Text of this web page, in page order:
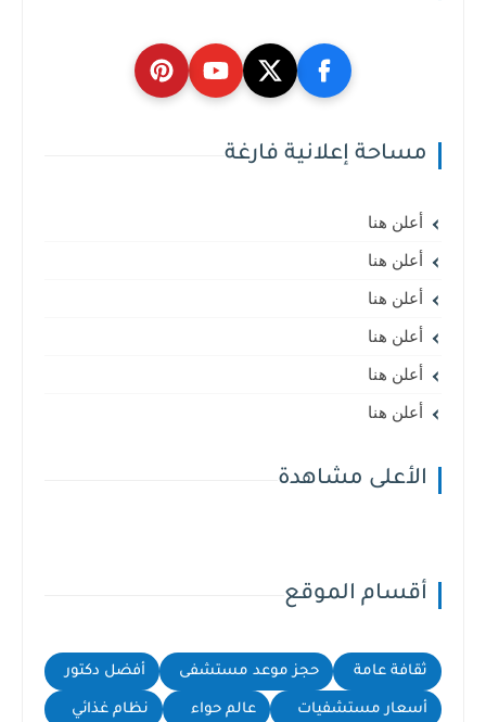
مساحة إعلانية فارغة
أعلن هنا
أعلن هنا
أعلن هنا
أعلن هنا
أعلن هنا
أعلن هنا
الأعلى مشاهدة
أقسام الموقع
ثقافة عامة حجز موعد مستشفى أفضل دكتور
أسعار مستشفيات عالم حواء نظام غذائي